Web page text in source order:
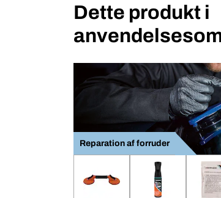
Dette produkt i
Reparation af forruder